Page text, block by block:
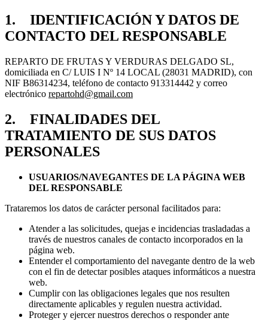
1. IDENTIFICACIÓN Y DATOS DE
CONTACTO DEL RESPONSABLE
REPARTO DE FRUTAS Y VERDURAS DELGADO SL,
domiciliada en C/ LUIS I Nº 14 LOCAL (28031 MADRID), con
NIF B86314234, teléfono de contacto 913314442 y correo
electrónico repartohd@gmail.com
2. FINALIDADES DEL
TRATAMIENTO DE SUS DATOS
PERSONALES
USUARIOS/NAVEGANTES DE LA PÁGINA WEB
DEL RESPONSABLE
Trataremos los datos de carácter personal facilitados para:
Atender a las solicitudes, quejas e incidencias trasladadas a
través de nuestros canales de contacto incorporados en la
página web.
Entender el comportamiento del navegante dentro de la web
con el fin de detectar posibles ataques informáticos a nuestra
web.
Cumplir con las obligaciones legales que nos resulten
directamente aplicables y regulen nuestra actividad.
Proteger y ejercer nuestros derechos o responder ante